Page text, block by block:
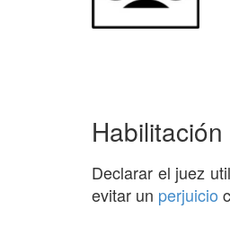
Declarar el juez
evitar un perjuicio